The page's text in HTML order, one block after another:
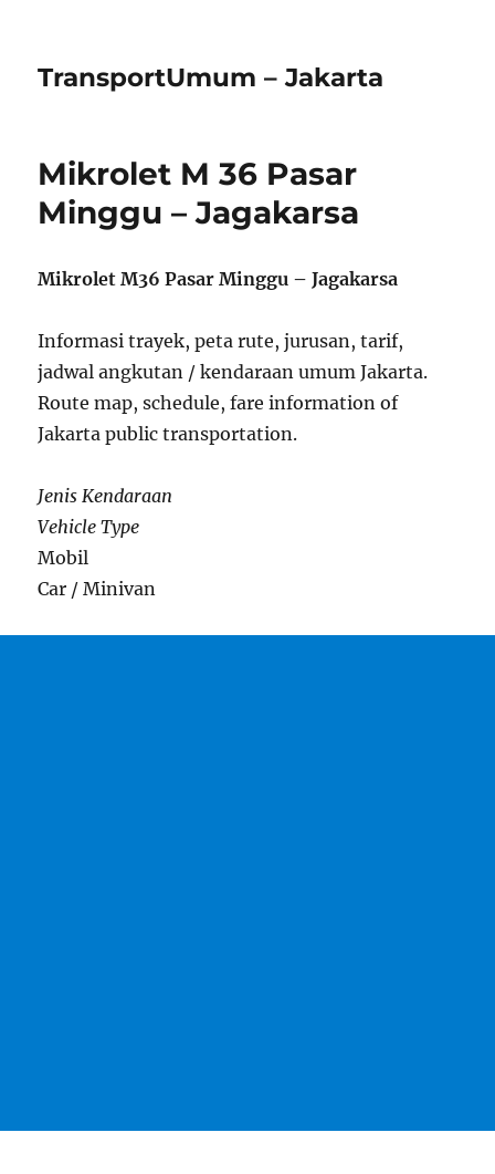
TransportUmum – Jakarta
Mikrolet M 36 Pasar
Minggu – Jagakarsa
Mikrolet M36 Pasar Minggu – Jagakarsa
Informasi trayek, peta rute, jurusan, tarif,
jadwal angkutan / kendaraan umum Jakarta.
Route map, schedule, fare information of
Jakarta public transportation.
Jenis Kendaraan
Vehicle Type
Mobil
Car / Minivan